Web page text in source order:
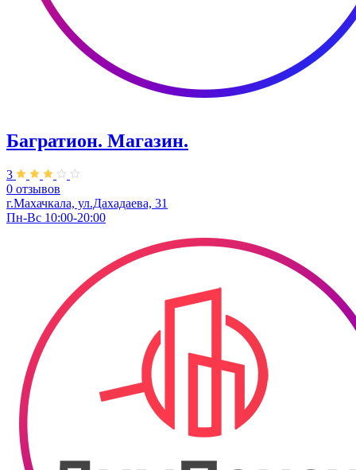
Багратион. Магазин.
3
0 отзывов
г.Махачкала, ул.Дахадаева, 31
Пн-Вс 10:00-20:00